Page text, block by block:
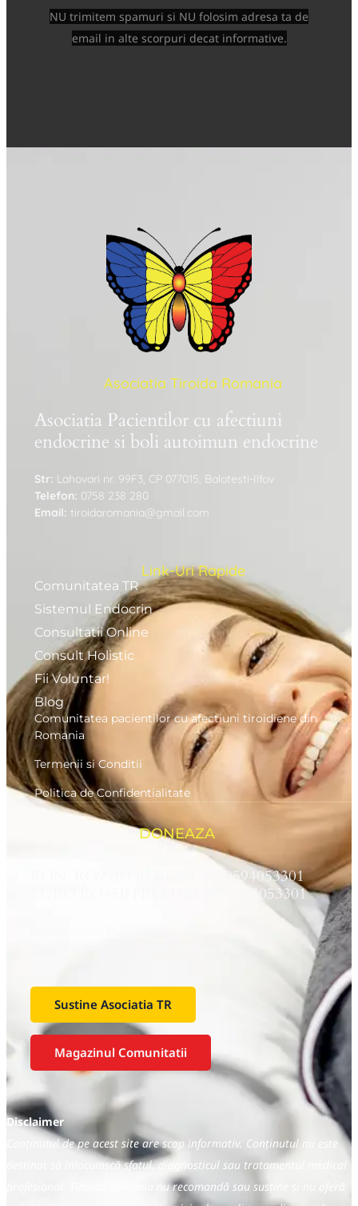
NU trimitem spamuri si NU folosim adresa ta de
email in alte scorpuri decat informative.
Asociatia Tiroida Romania
Asociatia Pacientilor cu afectiuni
endocrine si boli autoimun endocrine
Str: Lahovari nr. 99F3, CP 077015, Balotesti-Ilfov
Telefon: 0758 238 280
Email: tiroidaromania@gmail.com
Link-Uri Rapide
Comunitatea TR
Sistemul Endocrin
Consultatii Online
Consult Holistic
Fii Voluntar!
Blog
Comunitatea pacientilor cu afectiuni tiroidiene din
Romania
Termenii si Conditii
Politica de Confidentialitate
DONEAZA
RON RO95BTRLRONCRT0594053301
EURO RO45BTRLEURCRT0594053301
Sustine Asociatia TR
Magazinul Comunitatii
Disclaimer
Conținutul de pe acest site are scop informativ. Conținutul nu este
destinat să înlocuiască sfatul, diagnosticul sau tratamentul medical
profesional. Tiroida Romania nu recomandă sau susține și nu oferă